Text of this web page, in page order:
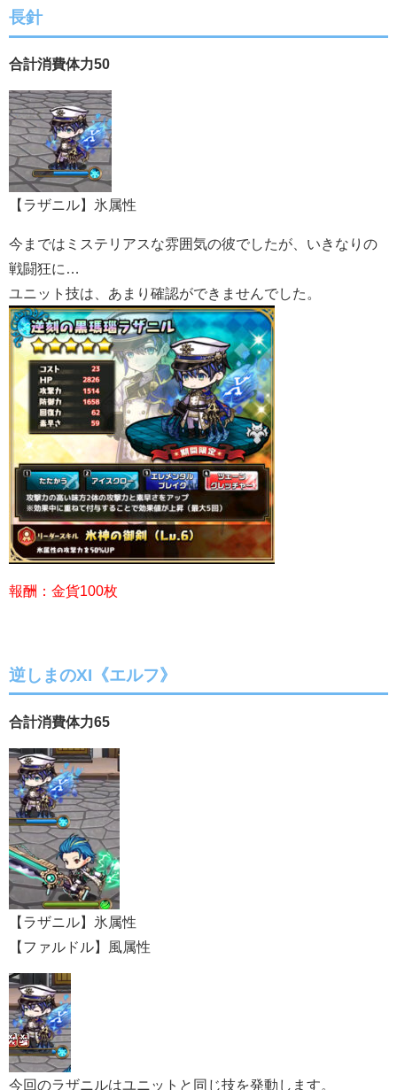
長針
合計消費体力50
【ラザニル】氷属性
今まではミステリアスな雰囲気の彼でしたが、いきなりの
戦闘狂に…
ユニット技は、あまり確認ができませんでした。
報酬：金貨100枚
逆しまのXI《エルフ》
合計消費体力65
【ラザニル】氷属性
【ファルドル】風属性
今回のラザニルはユニットと同じ技を発動します。